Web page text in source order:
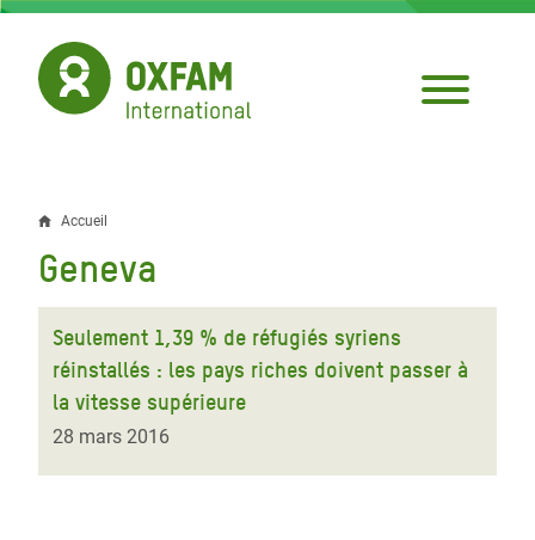
Aller
contenu
principal
Fil
d'Ariane
Accueil
Geneva
Seulement 1,39 % de réfugiés syriens
réinstallés : les pays riches doivent passer à
la vitesse supérieure
28 mars 2016